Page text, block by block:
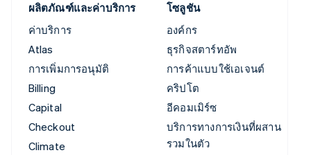
ผลิตภัณฑ์และค่าบริการ
ค่าบริการ
Atlas
การเพิ่มการอนุมัติ
Billing
Capital
Checkout
Climate
โซลูชัน
องค์กร
ธุรกิจสตาร์ทอัพ
การค้าแบบใช้เอเจนต์
คริปโต
อีคอมเมิร์ซ
บริการทางการเงินที่ผสาน
รวมในตัว